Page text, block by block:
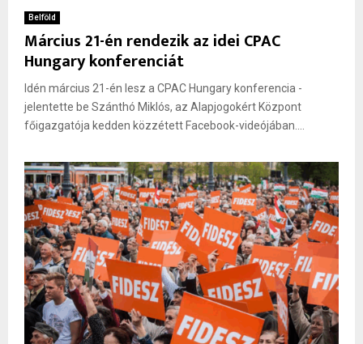
Belföld
Március 21-én rendezik az idei CPAC
Hungary konferenciát
Idén március 21-én lesz a CPAC Hungary konferencia -
jelentette be Szánthó Miklós, az Alapjogokért Központ
főigazgatója kedden közzétett Facebook-videójában....